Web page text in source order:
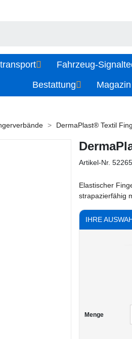
Fahrzeug-
Bestattung
Magazin
DermaPlast® Textil
Artikel-Nr.
Elastischer
strapazierfähig
IHRE
Menge